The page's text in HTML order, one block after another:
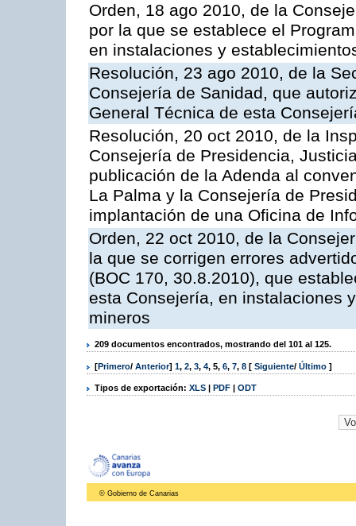
Orden, 18 ago 2010, de la
por la que se establece el
en instalaciones y
Resolución, 23 ago 2010, de la
Consejería de Sanidad, que
General Técnica de esta
Resolución, 20 oct 2010, de la
Consejería de Presidencia,
publicación de la Adenda al
La Palma y la Consejería de
implantación de una Oficina de
Orden, 22 oct 2010, de la
la que se corrigen errores
(BOC 170, 30.8.2010), que
esta Consejería, en instalaciones
mineros
209 documentos encontrados, mostrando del 101 al 125.
[Primero/ Anterior] 1, 2, 3, 4, 5, 6, 7, 8 [ Siguiente/ Último ]
Tipos de exportación: XLS | PDF | ODT
© Gobierno de Canarias